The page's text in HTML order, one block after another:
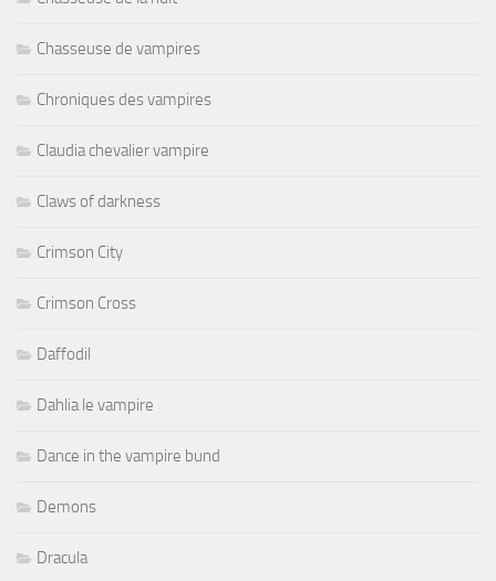
Chasseuse de vampires
Chroniques des vampires
Claudia chevalier vampire
Claws of darkness
Crimson City
Crimson Cross
Daffodil
Dahlia le vampire
Dance in the vampire bund
Demons
Dracula